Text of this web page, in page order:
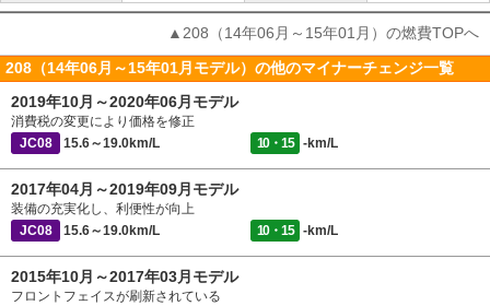
▲208（14年06月～15年01月）の燃費TOPへ
208（14年06月～15年01月モデル）の他のマイナーチェンジ一覧
2019年10月～2020年06月モデル
消費税の変更により価格を修正
JC08
15.6～19.0km/L 10・15 -km/L
2017年04月～2019年09月モデル
装備の充実化し、利便性が向上
JC08
15.6～19.0km/L 10・15 -km/L
2015年10月～2017年03月モデル
フロントフェイスが刷新されている